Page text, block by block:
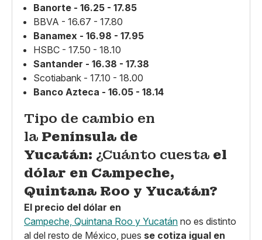
Banorte - 16.25 - 17.85
BBVA - 16.67 - 17.80
Banamex - 16.98 - 17.95
HSBC - 17.50 - 18.10
Santander - 16.38 - 17.38
Scotiabank - 17.10 - 18.00
Banco Azteca - 16.05 - 18.14
Tipo de cambio en
la Península de
Yucatán: ¿Cuánto cuesta el
dólar en Campeche,
Quintana Roo y Yucatán?
El precio del dólar en
Campeche, Quintana Roo y Yucatán no es distinto
al del resto de México, pues se cotiza igual en